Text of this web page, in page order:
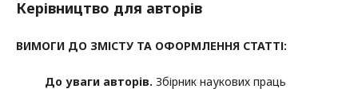
Керівництво для авторів
ВИМОГИ ДО ЗМІСТУ ТА ОФОРМЛЕННЯ СТАТТІ:
До уваги авторів. Збірник наукових праць